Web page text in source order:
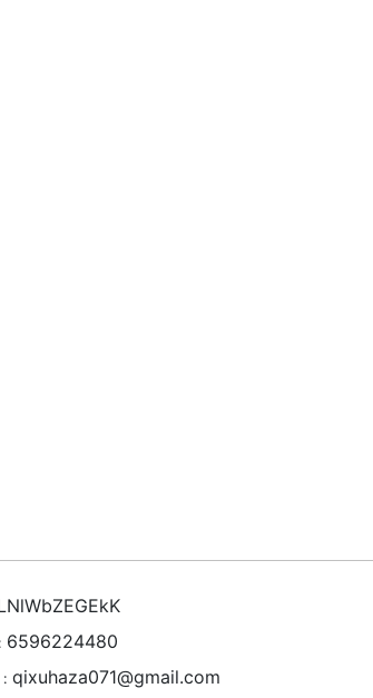
6596224480
: qixuhaza071@gmail.com